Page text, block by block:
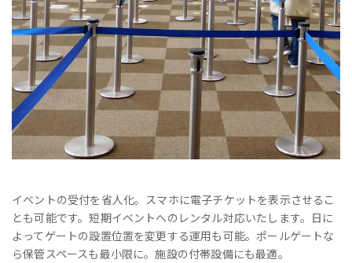
イベントの受付を省人化。スマホに電子チケットを表示させるこ
とも可能です。短期イベントへのレンタル対応いたします。日に
よってゲートの設置位置を変更する運用も可能。ポールゲートな
ら保管スペースも最小限に。施設の付帯設備にも最適。